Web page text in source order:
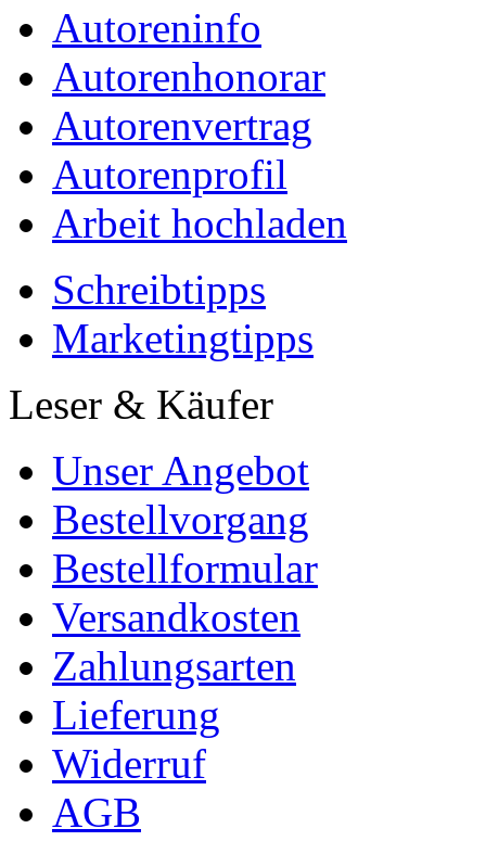
Autoreninfo
Autorenhonorar
Autorenvertrag
Autorenprofil
Arbeit hochladen
Schreibtipps
Marketingtipps
Leser & Käufer
Unser Angebot
Bestellvorgang
Bestellformular
Versandkosten
Zahlungsarten
Lieferung
Widerruf
AGB